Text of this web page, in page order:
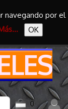
navegando por el
OK
0